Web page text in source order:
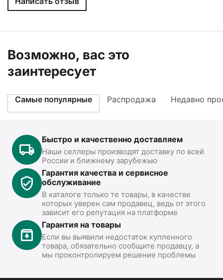
Возможно, вас это
заинтересует
Самые популярные Распродажа Недавно
Быстро и качественно доставляем
Наши селлеры производят доставку по всей
России и ближнему зарубежью
Гарантия качества и сервисное
обслуживание
В каталоге только те товары, в качестве
которых уверен сам продавец, ведь от этого
зависит его репутация на платформе
Гарантия на товары
Если вы выявили недостаток купленного
товара, обязательно сообщите продавцу, а
мы проконтролируем решение проблемы